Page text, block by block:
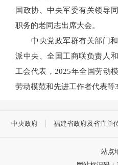
国政协、中央军委有关领导
职务的老同志出席大会。
中央党政军群有关部门和
派中央、全国工商联负责人
工会代表，2025年全国劳动
劳动模范和先进工作者代表等
中央政府 福建省政府及省直单
站点